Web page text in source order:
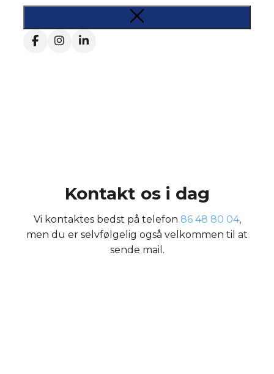
Kontakt os i dag
Vi kontaktes bedst på telefon 86 48 80 04,
men du er selvfølgelig også velkommen til at
sende mail.